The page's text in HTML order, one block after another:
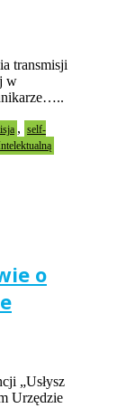
transmisji
w
, self-
o
„Usłysz
Urzędzie